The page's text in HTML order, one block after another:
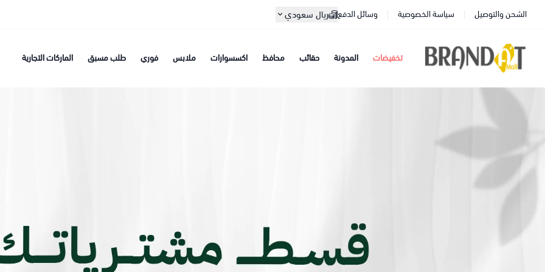
الشحن والتوصيل سياسة الخصوصية وسائل الدفع ريال سعودي
براندات مول تخفيضات المدونة حقائب محافظ اكسسوارات ملابس فوري طلب مسبق الماركات التجارية